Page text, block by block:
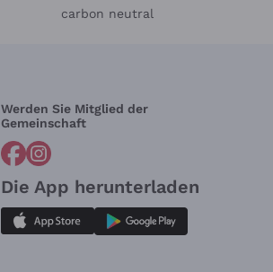
carbon neutral
Werden Sie Mitglied der
Gemeinschaft
Die App herunterladen